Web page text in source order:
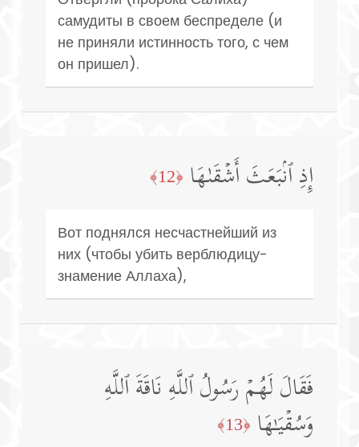
самудиты в своем беспределе (и
не приняли истинность того, с чем
он пришел).
إِذِ ٱنۢبَعَثَ أَشۡقَىٰهَا ﴿12﴾
Вот поднялся несчастнейший из
них (чтобы убить верблюдицу-
знамение Аллаха),
فَقَالَ لَهُمۡ رَسُولُ ٱللَّهِ نَاقَةَ ٱللَّهِ
وَسُقۡیَـٰهَا ﴿13﴾